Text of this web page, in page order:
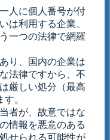
人に個人番号が付
は利用する企業、
一つの法律で網羅
り、国内の企業は
法律ですから、不
厳しい処分（最高
。
者が、故意ではな
情報を悪意のある
せられる可能性が